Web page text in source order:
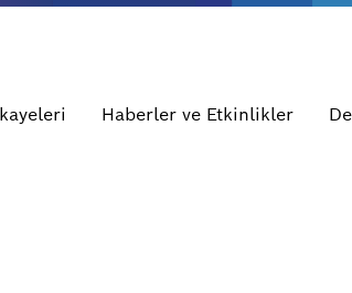
Haberler ve Etkinlikler